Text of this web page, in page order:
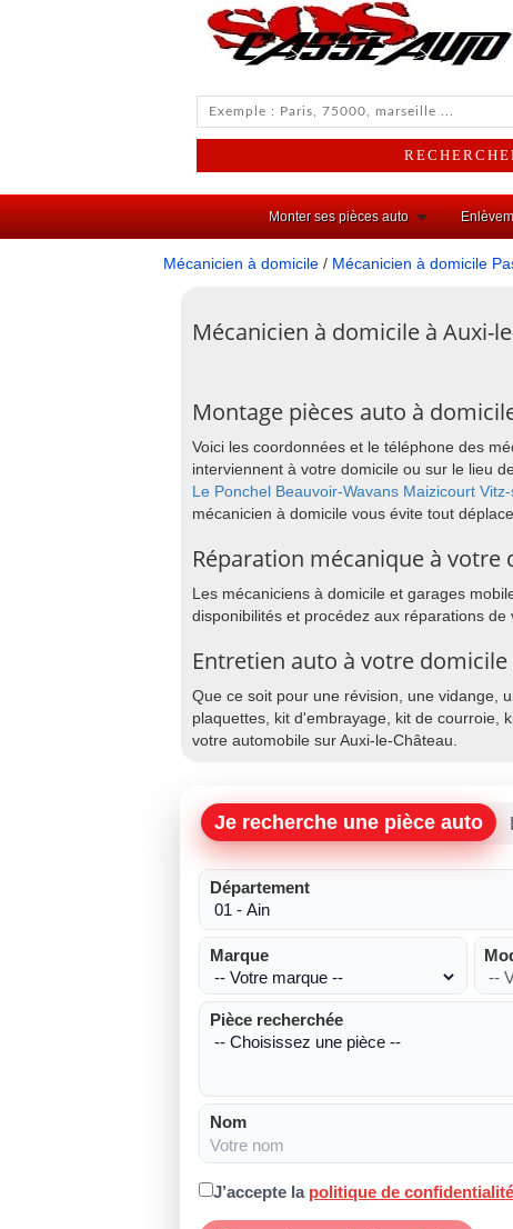
Monter ses pièces auto
Mécanicien à domicile / Mécanicien à domicile
Mécanicien à domicile à Auxi-
Montage pièces auto à
Voici les coordonnées et le téléphone des
interviennent à votre domicile ou sur le lieu
Le Ponchel Beauvoir-Wavans Maizicourt
mécanicien à domicile vous évite tout
Réparation mécanique à votre
Les mécaniciens à domicile et garages
disponibilités et procédez aux réparations
Entretien auto à votre
Que ce soit pour une révision, une vidange,
plaquettes, kit d'embrayage, kit de courroie,
votre automobile sur Auxi-le-Château.
Je recherche une pièce auto
Département
Marque
Pièce recherchée
Nom
J’accepte la politique de confidentialité